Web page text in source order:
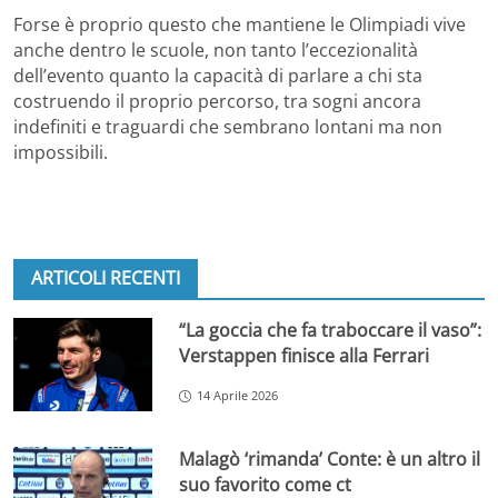
Forse è proprio questo che mantiene le Olimpiadi vive
anche dentro le scuole, non tanto l’eccezionalità
dell’evento quanto la capacità di parlare a chi sta
costruendo il proprio percorso, tra sogni ancora
indefiniti e traguardi che sembrano lontani ma non
impossibili.
ARTICOLI RECENTI
“La goccia che fa traboccare il vaso”:
Verstappen finisce alla Ferrari
14 Aprile 2026
Malagò ‘rimanda’ Conte: è un altro il
suo favorito come ct